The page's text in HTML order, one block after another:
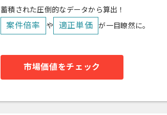
蓄積された圧倒的なデータから算出！
案件倍率 や 適正単価 が一目瞭然に。
市場価値をチェック